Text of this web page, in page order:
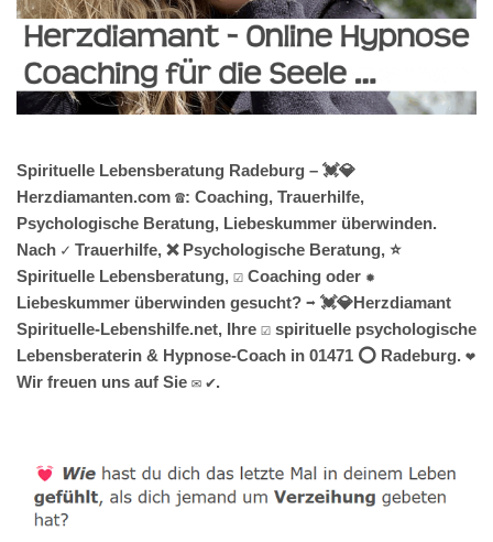
Spirituelle Lebensberatung Radeburg – 💓️💎
Herzdiamanten.com ☎️: Coaching, Trauerhilfe,
Psychologische Beratung, Liebeskummer überwinden.
Nach ✓ Trauerhilfe, ❌ Psychologische Beratung, ⭐
Spirituelle Lebensberatung, ☑️ Coaching oder ✹
Liebeskummer überwinden gesucht? ➡️ 💓️💎Herzdiamant
Spirituelle-Lebenshilfe.net, Ihre ☑️ spirituelle psychologische
Lebensberaterin & Hypnose-Coach in 01471 ⭕ Radeburg. ❤
Wir freuen uns auf Sie ✉ ✔.